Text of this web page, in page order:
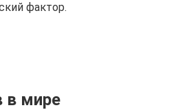
фактор.
в мире